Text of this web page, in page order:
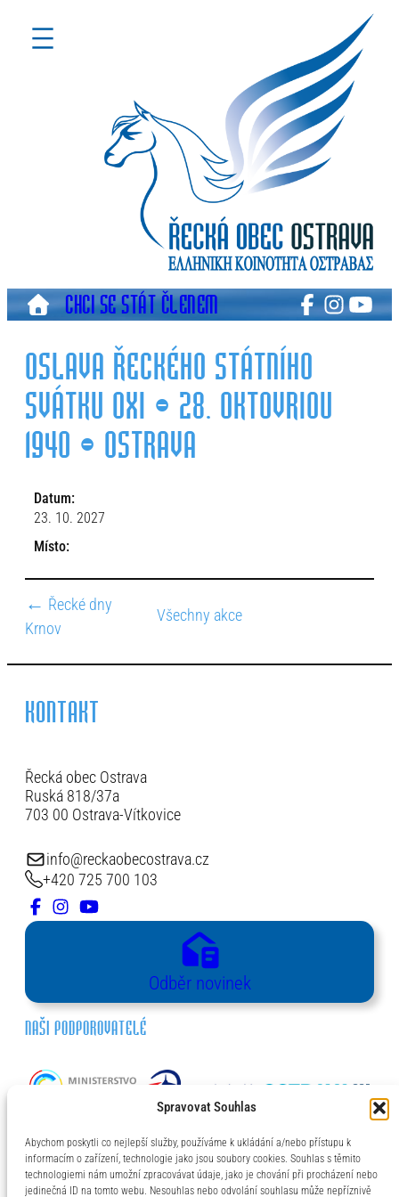
Spravovat Souhlas
Abychom poskytli co nejlepší služby, používáme k ukládání a/nebo přístupu k
informacím o zařízení, technologie jako jsou soubory cookies. Souhlas s těmito
technologiemi nám umožní zpracovávat údaje, jako je chování při procházení nebo
jedinečná ID na tomto webu. Nesouhlas nebo odvolání souhlasu může nepříznivě
CHCI SE STÁT ČLENEM
OSLAVA ŘECKÉHO STÁTNÍHO
SVÁTKU OXI – 28. OKTOVRIOU
1940 – OSTRAVA
Datum:
23. 10. 2027
Místo:
← Řecké dny
Krnov
Všechny akce
KONTAKT
Řecká obec Ostrava
Ruská 818/37a
703 00 Ostrava-Vítkovice
info@reckaobecostrava.cz
+420 725 700 103
Odběr novinek
NAŠI PODPOROVATELÉ